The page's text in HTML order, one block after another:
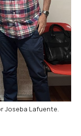
Lafuente.